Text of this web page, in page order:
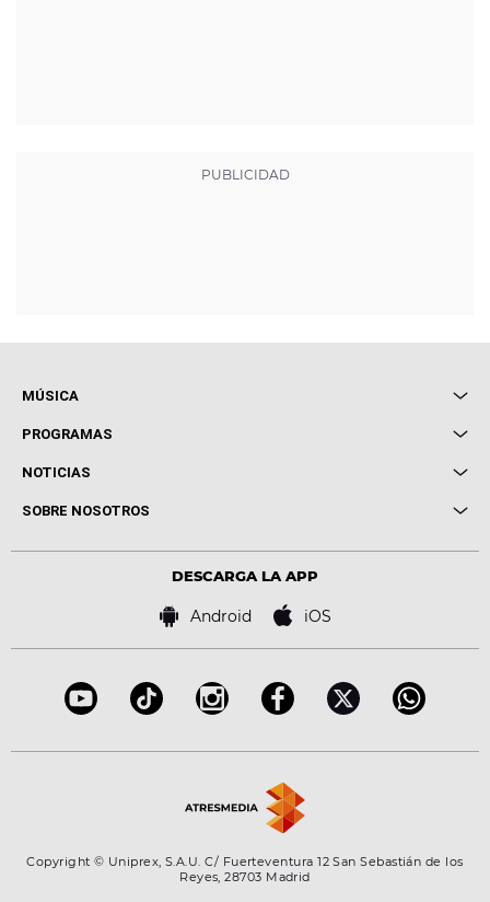
MÚSICA
Local de Ensayo Europa FM
Conciertos
PROGRAMAS
Cuerpos especiales
Locutores Europa FM
NOTICIAS
Cine y Televisión
Virales
SOBRE NOSOTROS
Bases de concursos
DESCARGA LA APP
Android iOS
Copyright © Uniprex, S.A.U. C/ Fuerteventura 12 San Sebastián de los
Reyes, 28703 Madrid